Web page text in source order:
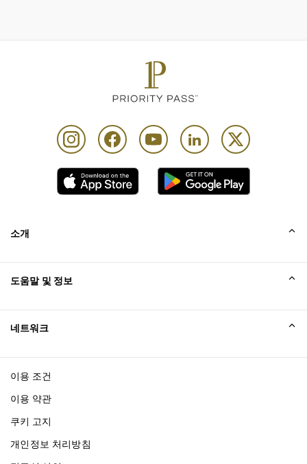
소개
Excellence Awards
블로그
도움말 및 정보
네트워크
이용 조건
이용 약관
쿠키 고지
개인정보 처리방침